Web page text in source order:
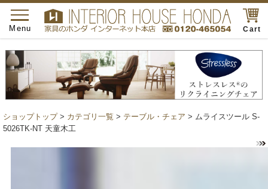
Cart
toggle
navigation
Menu
ショップトップ> カテゴリ一覧 > テーブル・チェア > ムライスツール S-
5026TK-NT 天童木工